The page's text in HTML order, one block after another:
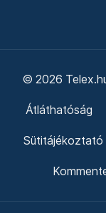
© 2026
Átláthatóság
Sütitájékoztató